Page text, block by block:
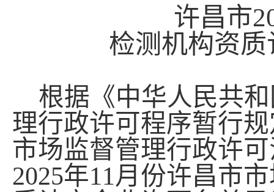
许昌市
检测机构资
根据《中华人民共
理行政许可程序暂行
市场监督管理行政许
2025年11月份许昌市